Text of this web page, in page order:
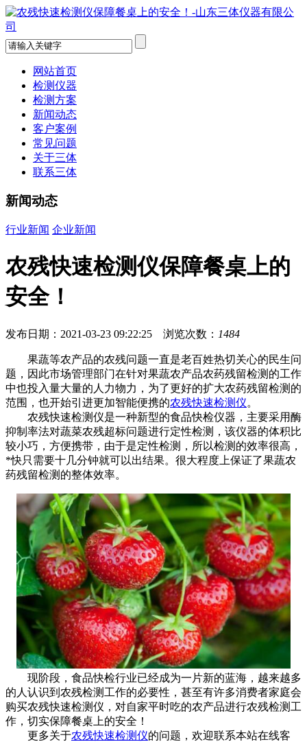
网站首页
检测仪器
检测方案
新闻动态
客户案例
常见问题
关于三体
联系三体
新闻动态
行业新闻 企业新闻
农残快速检测仪保障餐桌上的
安全！
发布日期：2021-03-23 09:22:25 浏览次数： 1484
果蔬等农产品的农残问题一直是老百姓热切关心的民生问
题，因此市场管理部门在针对果蔬农产品农药残留检测的工作
中也投入量大量的人力物力，为了更好的扩大农药残留检测的
范围，也开始引进更加智能便携的农残快速检测仪。
农残快速检测仪是一种新型的食品快检仪器，主要采用酶
抑制率法对蔬菜农残超标问题进行定性检测，该仪器的体积比
较小巧，方便携带，由于是定性检测，所以检测的效率很高，
*快只需要十几分钟就可以出结果。很大程度上保证了果蔬农
药残留检测的整体效率。
现阶段，食品快检行业已经成为一片新的蓝海，越来越多
的人认识到农残检测工作的必要性，甚至有许多消费者家庭会
购买农残快速检测仪，对自家平时吃的农产品进行农残检测工
作，切实保障餐桌上的安全！
更多关于农残快速检测仪的问题，欢迎联系本站在线客